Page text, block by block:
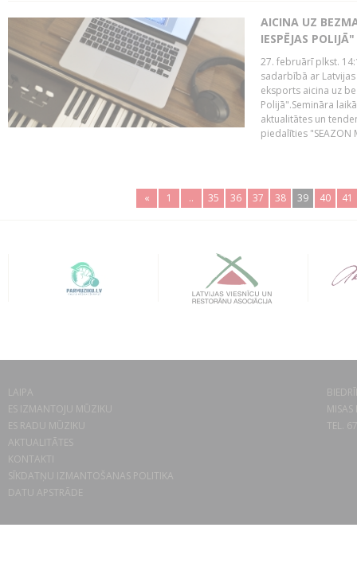
AICINA UZ
IESPĒJAS POLIJĀ"
27. februārī plkst.
sadarbībā ar
eksports aicina uz
Polijā".Semināra
aktualitātes un
piedalīties "SEAZON
« 1 .. 35 36 37 38 39 40 41
LAIPA
ES IZMANTOJU MŪZIKU
ES RADU MŪZIKU
AKTUALITĀTES
KONTAKTI
SĪKDATŅU IZMANTOŠANAS POLITIKA
DATU APSTRĀDE
TEL.